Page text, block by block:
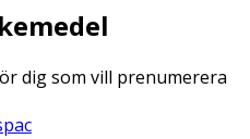
dig som vill prenumerera